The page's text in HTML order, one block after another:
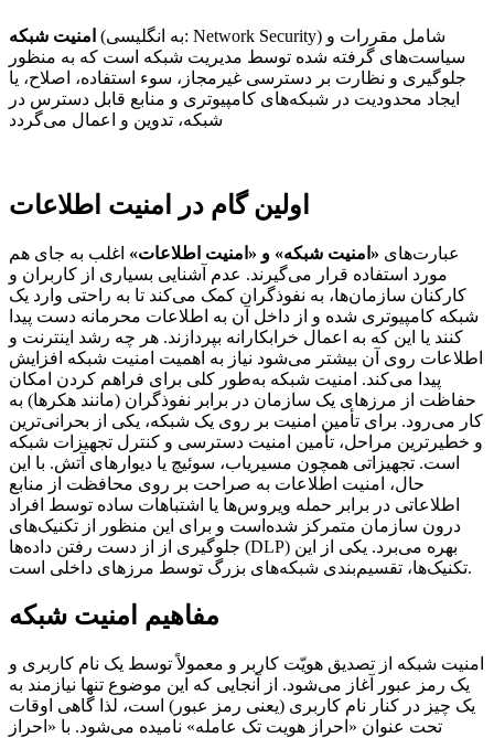
امنیت شبکه (به انگلیسی: Network Security) شامل مقررات و
سیاست‌های گرفته شده توسط مدیریت شبکه است که به منظور
جلوگیری و نظارت بر دسترسی غیرمجاز، سوء استفاده، اصلاح، یا
ایجاد محدودیت در شبکه‌های کامپیوتری و منابع قابل دسترس در
شبکه، تدوین و اعمال می‌گردد
اولین گام در امنیت اطلاعات
عبارت‌های «امنیت شبکه» و «امنیت اطلاعات» اغلب به جای هم
مورد استفاده قرار می‌گیرند. عدم آشنایی بسیاری از کاربران و
کارکنان سازمان‌ها، به نفوذگران کمک می‌کند تا به راحتی وارد یک
شبکه کامپیوتری شده و از داخل آن به اطلاعات محرمانه دست پیدا
کنند یا این که به اعمال خرابکارانه بپردازند. هر چه رشد اینترنت و
اطلاعات روی آن بیشتر می‌شود نیاز به اهمیت امنیت شبکه افزایش
پیدا می‌کند. امنیت شبکه به‌طور کلی برای فراهم کردن امکان
حفاظت از مرزهای یک سازمان در برابر نفوذگران (مانند هکرها) به
کار می‌رود. برای تأمین امنیت بر روی یک شبکه، یکی از بحرانی‌ترین
و خطیرترین مراحل، تأمین امنیت دسترسی و کنترل تجهیزات شبکه
است. تجهیزاتی همچون مسیریاب، سوئیچ یا دیوارهای آتش. با این
حال، امنیت اطلاعات به صراحت بر روی محافظت از منابع
اطلاعاتی در برابر حمله ویروس‌ها یا اشتباهات ساده توسط افراد
درون سازمان متمرکز شده‌است و برای این منظور از تکنیک‌های
جلوگیری از از دست رفتن داده‌ها (DLP) بهره می‌برد. یکی از این
تکنیک‌ها، تقسیم‌بندی شبکه‌های بزرگ توسط مرزهای داخلی است.
مفاهیم امنیت شبکه
امنیت شبکه از تصدیق هویّت کاربر و معمولاً توسط یک نام کاربری و
یک رمز عبور آغاز می‌شود. از آنجایی که این موضوع تنها نیازمند به
یک چیز در کنار نام کاربری (یعنی رمز عبور) است، لذا گاهی اوقات
تحت عنوان «احراز هویت تک عامله» نامیده می‌شود. با «احراز